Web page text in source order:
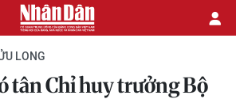
LONG
tân Chỉ huy trưởng Bộ